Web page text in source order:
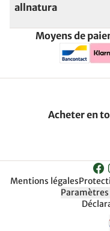
allnatura
Moyens de
Acheter en
Mentions légales